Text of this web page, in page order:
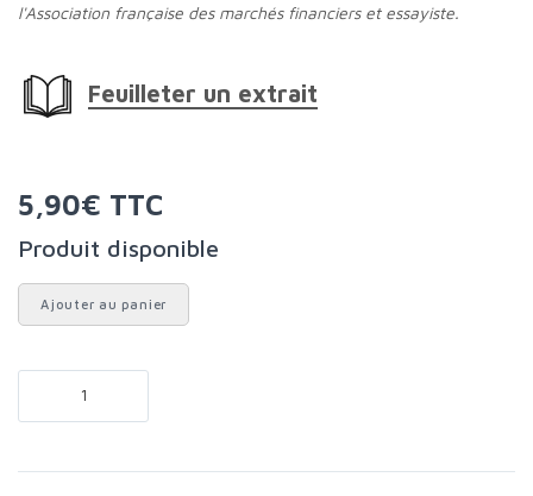
l'Association française des marchés financiers et essayiste.
Feuilleter un extrait
5,90€ TTC
Produit disponible
Ajouter au panier